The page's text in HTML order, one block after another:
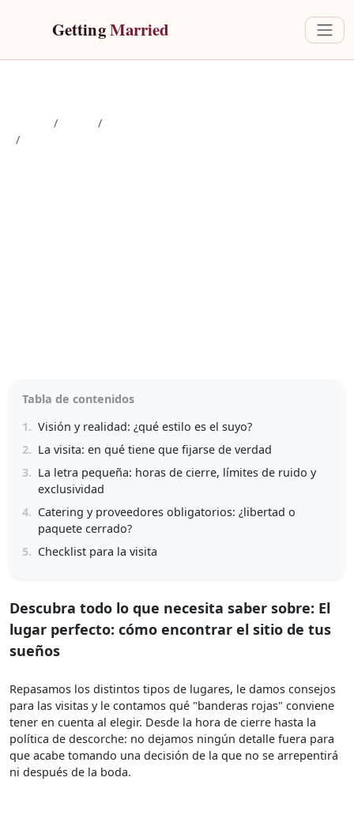
Getting Married
Tabla de contenidos
1. Visión y realidad: ¿qué estilo es el suyo?
2. La visita: en qué tiene que fijarse de verdad
3. La letra pequeña: horas de cierre, límites de ruido y
exclusividad
4. Catering y proveedores obligatorios: ¿libertad o
paquete cerrado?
5. Checklist para la visita
Descubra todo lo que necesita saber sobre: El
lugar perfecto: cómo encontrar el sitio de tus
sueños
Repasamos los distintos tipos de lugares, le damos consejos
para las visitas y le contamos qué "banderas rojas" conviene
tener en cuenta al elegir. Desde la hora de cierre hasta la
política de descorche: no dejamos ningún detalle fuera para
que acabe tomando una decisión de la que no se arrepentirá
ni después de la boda.